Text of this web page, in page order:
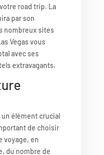
road trip. La
par son
nombreux sites
Vegas vous
avec ses
extravagants.
élément crucial
de choisir
voyage, en
du nombre de